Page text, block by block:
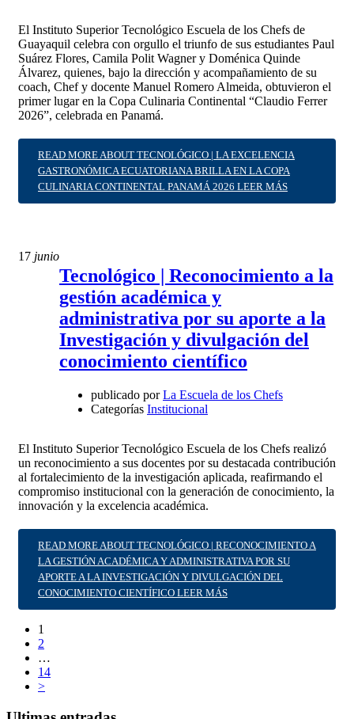
El Instituto Superior Tecnológico Escuela de los Chefs de
Guayaquil celebra con orgullo el triunfo de sus estudiantes Paul
Suárez Flores, Camila Polit Wagner y Doménica Quinde
Álvarez, quienes, bajo la dirección y acompañamiento de su
coach, Chef y docente Manuel Romero Almeida, obtuvieron el
primer lugar en la Copa Culinaria Continental “Claudio Ferrer
2026”, celebrada en Panamá.
READ MORE ABOUT TECNOLÓGICO | LA EXCELENCIA
GASTRONÓMICA ECUATORIANA BRILLA EN LA COPA
CULINARIA CONTINENTAL PANAMÁ 2026 LEER MÁS
17 junio
Tecnológico | Reconocimiento a la
gestión académica y
administrativa por su aporte a la
Investigación y divulgación del
conocimiento científico
publicado por La Escuela de los Chefs
Categorías Institucional
El Instituto Superior Tecnológico Escuela de los Chefs realizó
un reconocimiento a sus docentes por su destacada contribución
al fortalecimiento de la investigación aplicada, reafirmando el
compromiso institucional con la generación de conocimiento, la
innovación y la excelencia académica.
READ MORE ABOUT TECNOLÓGICO | RECONOCIMIENTO A
LA GESTIÓN ACADÉMICA Y ADMINISTRATIVA POR SU
APORTE A LA INVESTIGACIÓN Y DIVULGACIÓN DEL
CONOCIMIENTO CIENTÍFICO LEER MÁS
1
2
…
14
>